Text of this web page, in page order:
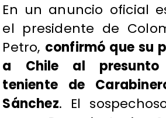
En un anuncio oficial
el presidente de
Petro, confirmó que su
a Chile al presunto
teniente de
Sánchez. El